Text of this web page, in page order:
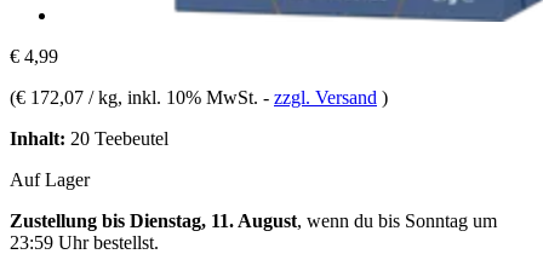
€ 4,99
(€ 172,07 / kg, inkl. 10% MwSt. - zzgl. Versand )
Inhalt: 20 Teebeutel
Auf Lager
Zustellung bis Dienstag, 11. August, wenn du bis Sonntag um
23:59 Uhrbestellst.